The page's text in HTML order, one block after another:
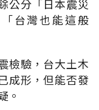
公分「日本震災
台灣也能這般
檢驗，台大土木
成形，但能否發
。